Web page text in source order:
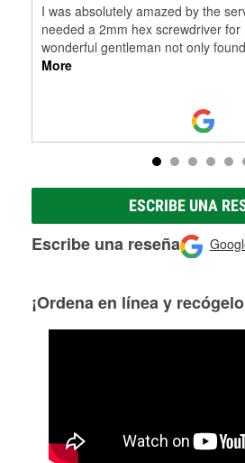
I was absolutely amazed by the
needed a 2mm hex screwdriver
wonderful gentleman not only
More
ESCRIBE UNA
Escribe una reseña
¡Ordena en línea y